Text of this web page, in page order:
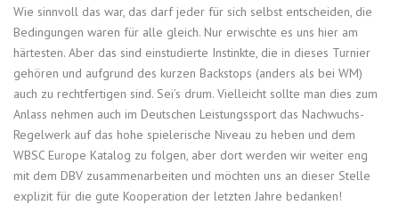
Wie sinnvoll das war, das darf jeder für sich selbst entscheiden, die
Bedingungen waren für alle gleich. Nur erwischte es uns hier am
härtesten. Aber das sind einstudierte Instinkte, die in dieses Turnier
gehören und aufgrund des kurzen Backstops (anders als bei WM)
auch zu rechtfertigen sind. Sei’s drum. Vielleicht sollte man dies zum
Anlass nehmen auch im Deutschen Leistungssport das Nachwuchs-
Regelwerk auf das hohe spielerische Niveau zu heben und dem
WBSC Europe Katalog zu folgen, aber dort werden wir weiter eng
mit dem DBV zusammenarbeiten und möchten uns an dieser Stelle
explizit für die gute Kooperation der letzten Jahre bedanken!